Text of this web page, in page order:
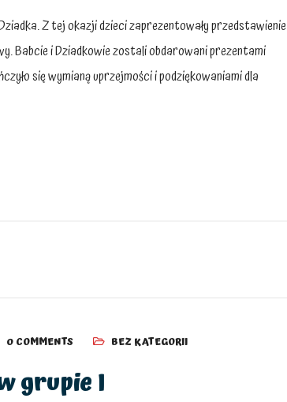
Z tej okazji dzieci zaprezentowały przedstawienie
Babcie i Dziadkowie zostali obdarowani prezentami
się wymianą uprzejmości i podziękowaniami dla
0 COMMENTS BEZ KATEGORII
grupie I